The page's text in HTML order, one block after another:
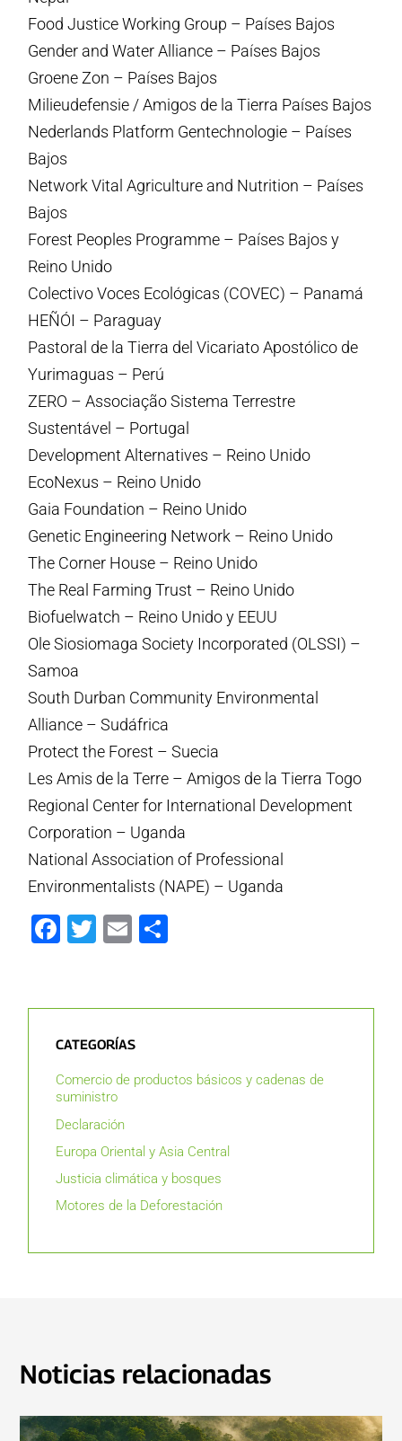
Food Justice Working Group – Países Bajos
Gender and Water Alliance – Países Bajos
Groene Zon – Países Bajos
Milieudefensie / Amigos de la Tierra Países Bajos
Nederlands Platform Gentechnologie – Países
Bajos
Network Vital Agriculture and Nutrition – Países
Bajos
Forest Peoples Programme – Países Bajos y
Reino Unido
Colectivo Voces Ecológicas (COVEC) – Panamá
HEÑÓI – Paraguay
Pastoral de la Tierra del Vicariato Apostólico de
Yurimaguas – Perú
ZERO – Associação Sistema Terrestre
Sustentável – Portugal
Development Alternatives – Reino Unido
EcoNexus – Reino Unido
Gaia Foundation – Reino Unido
Genetic Engineering Network – Reino Unido
The Corner House – Reino Unido
The Real Farming Trust – Reino Unido
Biofuelwatch – Reino Unido y EEUU
Ole Siosiomaga Society Incorporated (OLSSI) –
Samoa
South Durban Community Environmental
Alliance – Sudáfrica
Protect the Forest – Suecia
Les Amis de la Terre – Amigos de la Tierra Togo
Regional Center for International Development
Corporation – Uganda
National Association of Professional
Environmentalists (NAPE) – Uganda
Facebook
Twitter
Email
CATEGORÍAS
Comercio de productos básicos y cadenas de
suministro
Declaración
Europa Oriental y Asia Central
Justicia climática y bosques
Motores de la Deforestación
Noticias relacionadas